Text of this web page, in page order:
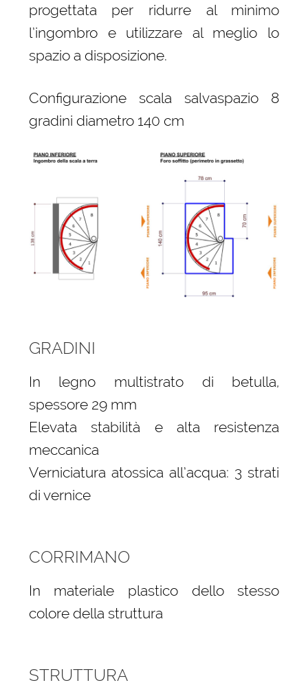
progettata per ridurre al minimo
l’ingombro e utilizzare al meglio lo
spazio a disposizione.
Configurazione scala salvaspazio 8
gradini diametro 140 cm
GRADINI
In legno multistrato di betulla,
spessore 29 mm
Elevata stabilità e alta resistenza
meccanica
Verniciatura atossica all’acqua: 3 strati
di vernice
CORRIMANO
In materiale plastico dello stesso
colore della struttura
STRUTTURA